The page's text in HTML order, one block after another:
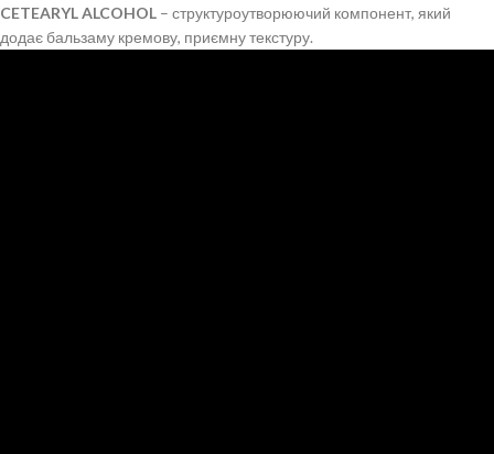
CETEARYL ALCOHOL – структуроутворюючий компонент, який
додає бальзаму кремову, приємну текстуру.